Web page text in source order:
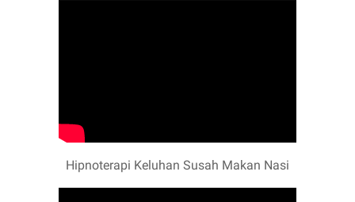
Hipnoterapi Keluhan Susah Makan Nasi